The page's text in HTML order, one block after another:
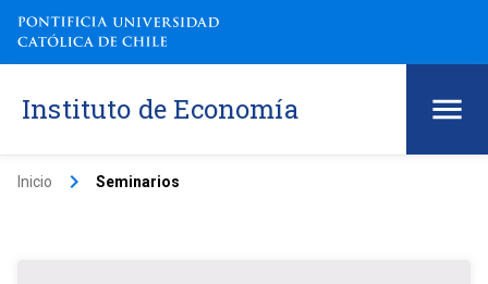
Instituto de Economía
Inicio keyboard_arrow_right Seminarios